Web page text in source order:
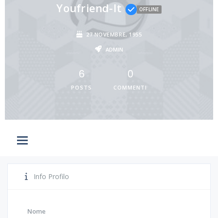
Youfriend-It OFFLINE
27 NOVEMBRE, 1955
ADMIN
6
POSTS
0
COMMENTI
Info Profilo
Nome